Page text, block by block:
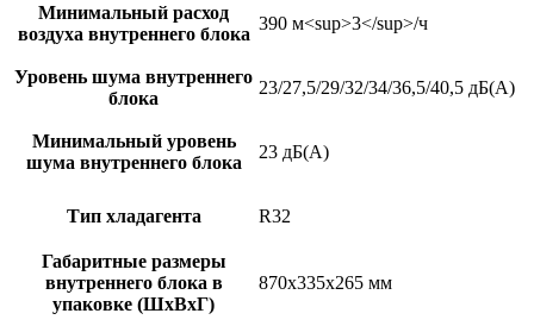
Минимальный расход
воздуха внутреннего блока
390 м<sup>3</sup>/ч
Уровень шума внутреннего
блока
23/27,5/29/32/34/36,5/40,5 дБ(А)
Минимальный уровень
шума внутреннего блока
23 дБ(А)
Тип хладагента R32
Габаритные размеры
внутреннего блока в
упаковке (ШxВxГ)
870x335x265 мм